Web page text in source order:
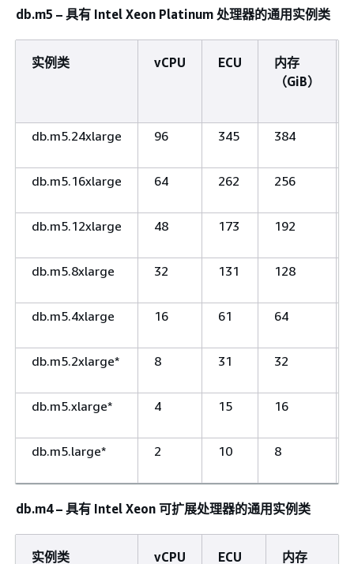
db.m5 – 具有 Intel Xeon Platinum 处理器的通用实例类
实例类 vCPU ECU
内存
（GiB）
db.m5.24xlarge 96 345 384
db.m5.16xlarge
64 262 256
db.m5.12xlarge
48 173 192
db.m5.8xlarge
32 131 128
db.m5.4xlarge
16 61 64
db.m5.2xlarge*
8 31 32
db.m5.xlarge*
4 15 16
db.m5.large*
2 10 8
db.m4 – 具有 Intel Xeon 可扩展处理器的通用实例类
实例类 vCPU ECU
内存